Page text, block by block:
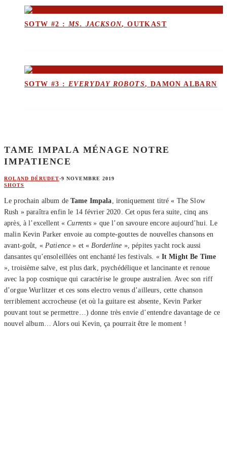
SOTW #2 : MS. JACKSON, OUTKAST
SOTW #3 : EVERYDAY ROBOTS, DAMON ALBARN
TAME IMPALA MÉNAGE NOTRE
IMPATIENCE
ROLAND DÉRUDET·9 NOVEMBRE 2019
SHOTS
Le prochain album de Tame Impala, ironiquement titré « The Slow
Rush » paraîtra enfin le 14 février 2020. Cet opus fera suite, cinq ans
après, à l’excellent «Currents » que l’on savoure encore aujourd’hui. Le
malin Kevin Parker envoie au compte-gouttes de nouvelles chansons en
avant-goût, « Patience » et «Borderline », pépites yacht rock aussi
dansantes qu’ensoleillées ont enchanté les festivals. « It Might Be Time
», troisième salve, est plus dark, psychédélique et lancinante et renoue
avec la pop cosmique qui caractérise le groupe australien. Avec son riff
d’orgue Wurlitzer et ces sons electro venus d’ailleurs, cette chanson
terriblement accrocheuse (et où la guitare est absente, Kevin Parker
pouvant tout se permettre…) donne très envie d’entendre davantage de ce
nouvel album… Alors oui Kevin, ça pourrait être le moment !